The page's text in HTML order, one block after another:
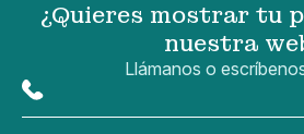
¿Quieres mostrar tu
nuestra
Llámanos o